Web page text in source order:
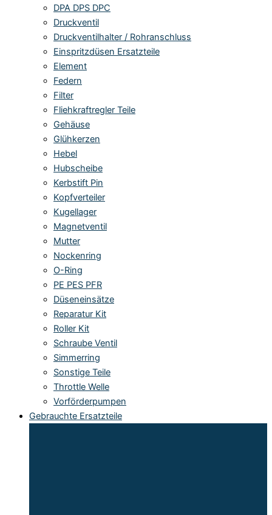
DPA DPS DPC
Druckventil
Druckventilhalter / Rohranschluss
Einspritzdüsen Ersatzteile
Element
Federn
Filter
Fliehkraftregler Teile
Gehäuse
Glühkerzen
Hebel
Hubscheibe
Kerbstift Pin
Kopfverteiler
Kugellager
Magnetventil
Mutter
Nockenring
O-Ring
PE PES PFR
Düseneinsätze
Reparatur Kit
Roller Kit
Schraube Ventil
Simmerring
Sonstige Teile
Throttle Welle
Vorförderpumpen
Gebrauchte Ersatzteile